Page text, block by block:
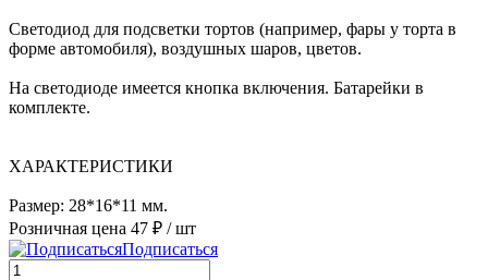
Светодиод для подсветки тортов (например, фары у торта в
форме автомобиля), воздушных шаров, цветов.
На светодиоде имеется кнопка включения. Батарейки в
комплекте.
ХАРАКТЕРИСТИКИ
Размер: 28*16*11 мм.
Розничная цена 47 ₽ / шт
Подписаться